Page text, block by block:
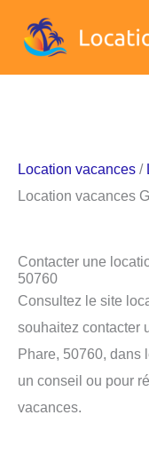
Location vacances /
Location vacances
Contacter une
50760
Consultez le site
souhaitez contacter
Phare, 50760, dans
un conseil ou pour
vacances.